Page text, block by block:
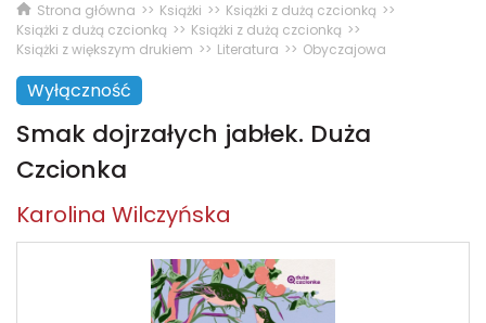
Strona główna Książki
Książki z dużą czcionką
Książki z dużą czcionką
Książki z dużą czcionką
Książki z większym drukiem
Literatura Obyczajowa
Wyłączność
Smak dojrzałych jabłek. Duża
Czcionka
Karolina Wilczyńska